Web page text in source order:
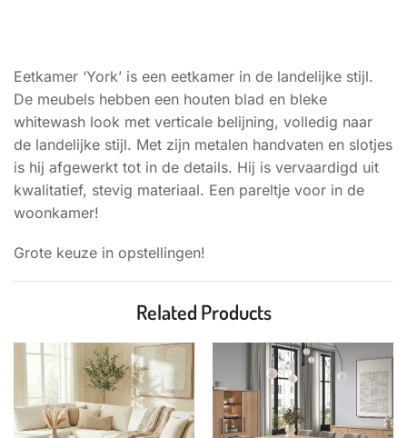
Eetkamer ‘York’ is een eetkamer in de landelijke stijl.
De meubels hebben een houten blad en bleke
whitewash look met verticale belijning, volledig naar
de landelijke stijl. Met zijn metalen handvaten en slotjes
is hij afgewerkt tot in de details. Hij is vervaardigd uit
kwalitatief, stevig materiaal. Een pareltje voor in de
woonkamer!
Grote keuze in opstellingen!
Related Products